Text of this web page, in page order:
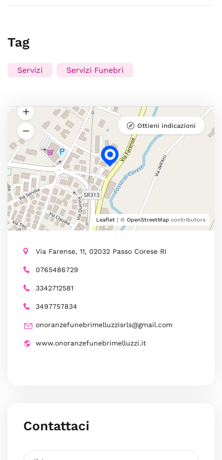
Tag
Servizi Servizi Funebri
Leaflet | © OpenStreetMap contributors
Ottieni indicazioni
Via Farense, 11, 02032 Passo Corese RI
0765486729
3342712581
3497757834
onoranzefunebrimelluzzisrls@gmail.com
www.onoranzefunebrimelluzzi.it
Contattaci